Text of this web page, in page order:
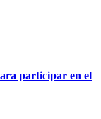
participar en el